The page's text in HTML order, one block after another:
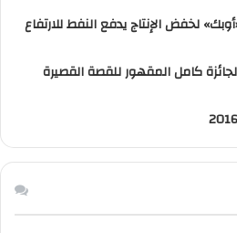
لخفض الإنتاج يدفع النفط للارتفاع
لجائزة كامل المقهور للقصة القصيرة